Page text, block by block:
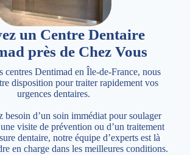
un Centre Dentaire
près de Chez Vous
centres Dentimad en Île-de-France, nous
disposition pour traiter rapidement vos
urgences dentaires.
besoin d’un soin immédiat pour soulager
visite de prévention ou d’un traitement
dentaire, notre équipe d’experts est là
en charge dans les meilleures conditions.